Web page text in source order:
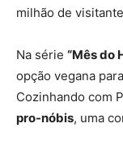
milhão de
Na série “Mês do
opção vegana
Cozinhando com
pro-nóbis, uma